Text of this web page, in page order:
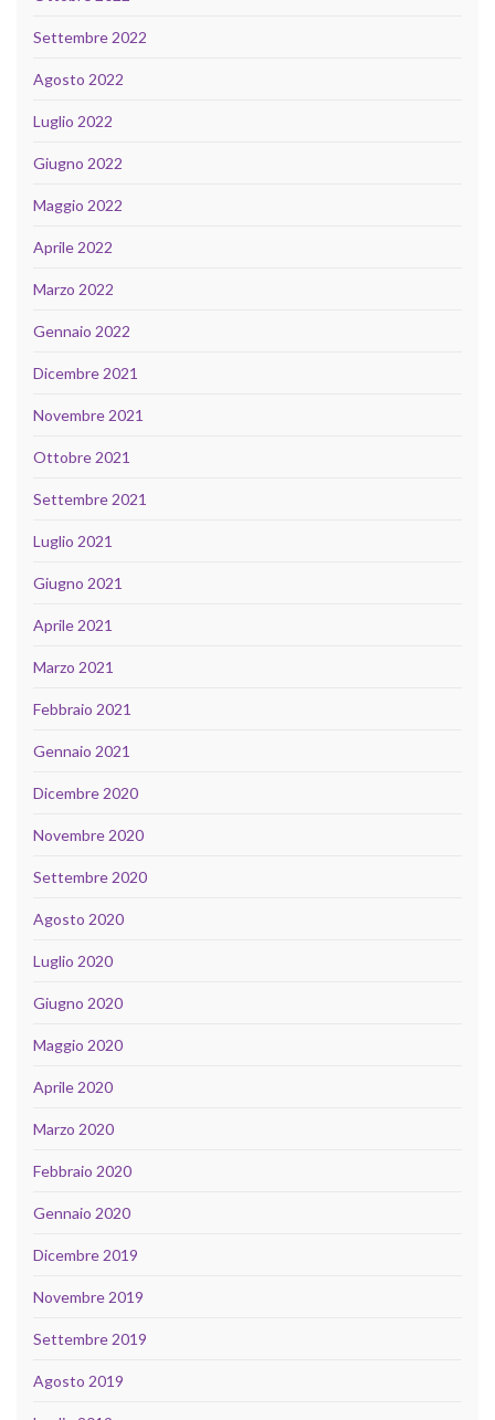
Settembre 2022
Agosto 2022
Luglio 2022
Giugno 2022
Maggio 2022
Aprile 2022
Marzo 2022
Gennaio 2022
Dicembre 2021
Novembre 2021
Ottobre 2021
Settembre 2021
Luglio 2021
Giugno 2021
Aprile 2021
Marzo 2021
Febbraio 2021
Gennaio 2021
Dicembre 2020
Novembre 2020
Settembre 2020
Agosto 2020
Luglio 2020
Giugno 2020
Maggio 2020
Aprile 2020
Marzo 2020
Febbraio 2020
Gennaio 2020
Dicembre 2019
Novembre 2019
Settembre 2019
Agosto 2019